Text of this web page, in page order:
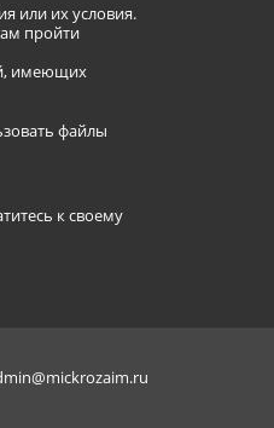
или их условия.
пройти
имеющих
файлы
к своему